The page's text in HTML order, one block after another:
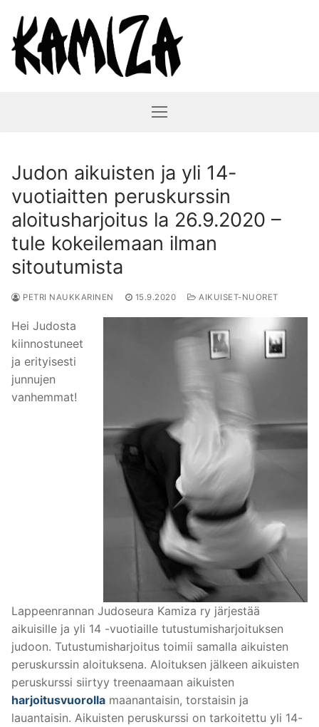
sisältöön
Judon aikuisten ja yli 14-
vuotiaitten peruskurssin
aloitusharjoitus la 26.9.2020 –
tule kokeilemaan ilman
sitoutumista
PETRI NAUKKARINEN 15.9.2020 AIKUISET-NUORET
Hei Judosta
kiinnostuneet
ja erityisesti
junnujen
vanhemmat!
Lappeenrannan Judoseura Kamiza ry järjestää
aikuisille ja yli 14 -vuotiaille tutustumisharjoituksen
judoon. Tutustumisharjoitus toimii samalla aikuisten
peruskurssin aloituksena. Aloituksen jälkeen aikuisten
peruskurssi siirtyy treenaamaan aikuisten
harjoitusvuorolla maanantaisin, torstaisin ja
lauantaisin. Aikuisten peruskurssi on tarkoitettu yli 14-